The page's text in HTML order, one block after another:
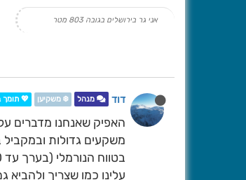
אני גר בירושלים בגובה 803 מטר
דוד מנהל ❄️ משקיען 💖 תומך
האפיק שאנחנו מדברים
משקעים גדולות
עלינו כמו שצריך